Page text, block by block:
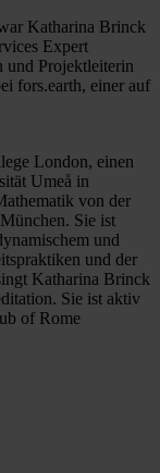
Katharina Brinck
Expert
und Projektleiterin
fors.earth, einer auf
London, einen
Umeå in
von der
Sie ist
und
und der
Katharina Brinck
Sie ist aktiv
of Rome